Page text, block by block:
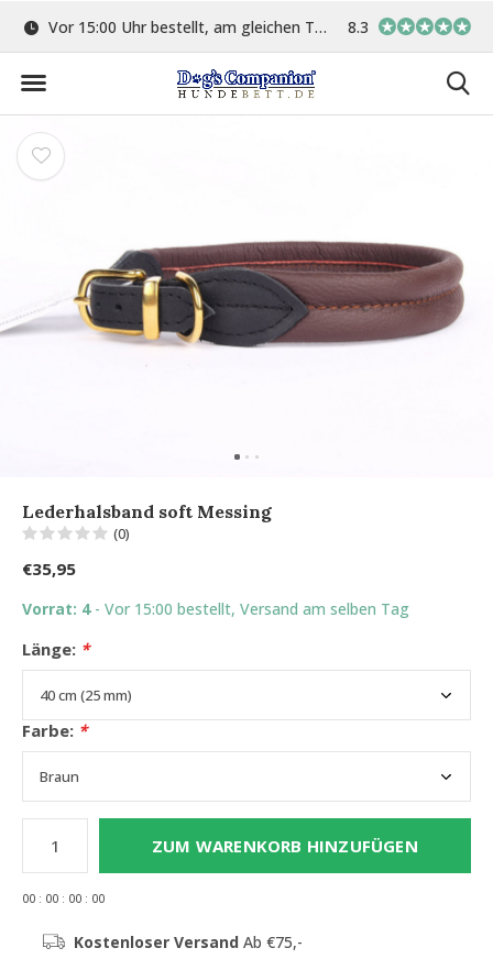
Vor 15:00 Uhr bestellt, am gleichen Tag versand In eigener
8.3
Lederhalsband soft Messing
(0)
€35,95
Vorrat: 4 - Vor 15:00 bestellt, Versand am selben Tag
Länge: *
Farbe: *
ZUM WARENKORB HINZUFÜGEN
00 : 00 : 00 : 00
Kostenloser Versand Ab €75,-